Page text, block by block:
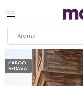
KARGO
BEDAVA